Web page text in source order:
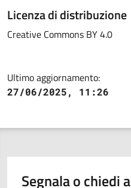
Licenza di distribuzione
Creative Commons BY 4.0
Ultimo aggiornamento:
27/06/2025, 11:26
Segnala o chiedi